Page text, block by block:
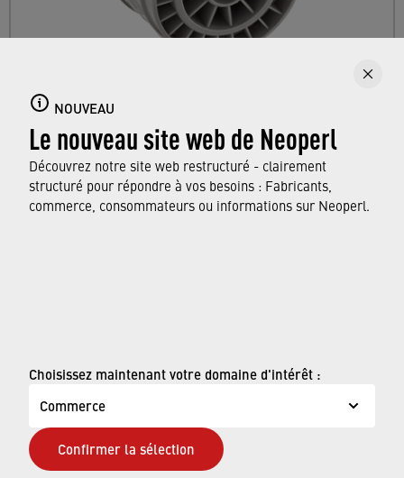
NOUVEAU
Le nouveau site web de Neoperl
Découvrez notre site web restructuré - clairement
structuré pour répondre à vos besoins : Fabricants,
commerce, consommateurs ou informations sur Neoperl.
Choisissez maintenant votre domaine d'intérêt :
Commerce
Confirmer la sélection
CAREGUARD
CAREGUARD est un aérateur sanitaire pour
une utilisation dans les hôpitaux et les
établissements de soins.
Mentions légales
Page de confidentialité